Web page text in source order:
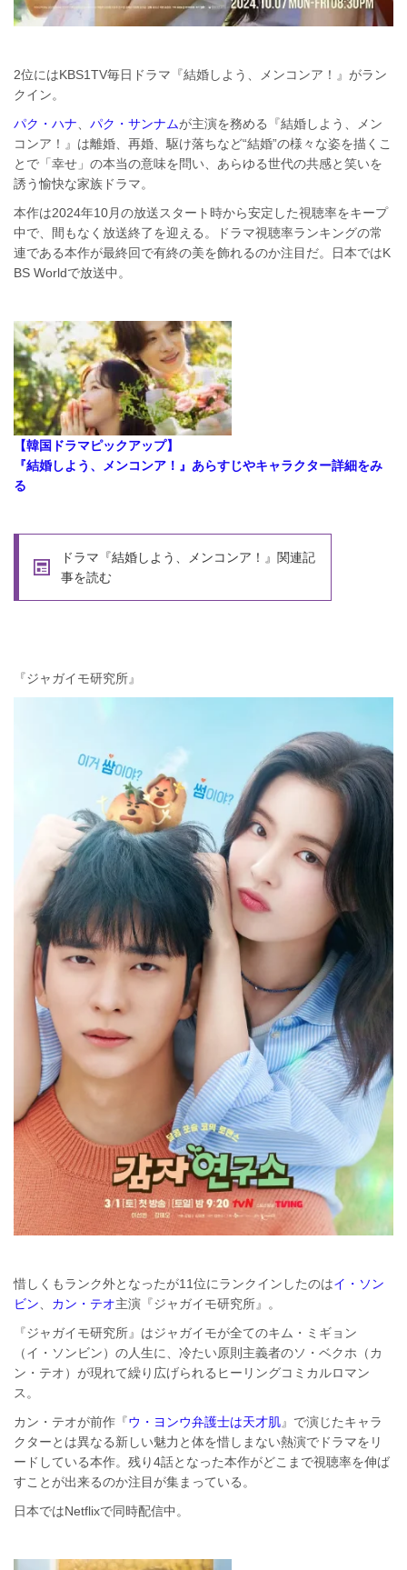
2位にはKBS1TV毎日ドラマ『結婚しよう、メンコンア！』がラン
クイン。
パク・ハナ
パク・サンナムが主演を務める『結婚しよう、メン
コンア！』は離婚、再婚、駆け落ちなど“結婚”の様々な姿を描くこ
とで「幸せ」の本当の意味を問い、あらゆる世代の共感と笑いを
誘う愉快な家族ドラマ。
本作は2024年10月の放送スタート時から安定した視聴率をキープ
中で、間もなく放送終了を迎える。ドラマ視聴率ランキングの常
連である本作が最終回で有終の美を飾れるのか注目だ。日本ではK
BS Worldで放送中。
【韓国ドラマピックアップ】
『結婚しよう、メンコンア！』あらすじやキャラクター詳細をみ
る
ドラマ『結婚しよう、メンコンア！』関連記
事を読む
『ジャガイモ研究所』
惜しくもランク外となったが11位にランクインしたのはイ・ソン
ビン
カン・テオ主演『ジャガイモ研究所』。
『ジャガイモ研究所』はジャガイモが全てのキム・ミギョン
（イ・ソンビン）の人生に、冷たい原則主義者のソ・ベクホ（カ
ン・テオ）が現れて繰り広げられるヒーリングコミカルロマン
ス。
カン・テオが前作『ウ・ヨンウ弁護士は天才肌』で演じたキャラ
クターとは異なる新しい魅力と体を惜しまない熱演でドラマをリ
ードしている本作。残り4話となった本作がどこまで視聴率を伸ば
すことが出来るのか注目が集まっている。
日本ではNetflixで同時配信中。